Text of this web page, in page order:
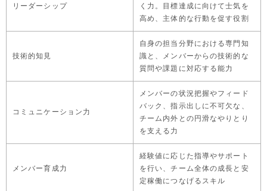
リーダーシップ
く力。目標達成に向けて士気を
高め、主体的な行動を促す役割
技術的知見
自身の担当分野における専門知
識と、メンバーからの技術的な
質問や課題に対応する能力
コミュニケーション力
メンバーの状況把握やフィード
バック、指示出しに不可欠な、
チーム内外との円滑なやりとり
を支える力
メンバー育成力
経験値に応じた指導やサポート
を行い、チーム全体の成長と安
定稼働につなげるスキル